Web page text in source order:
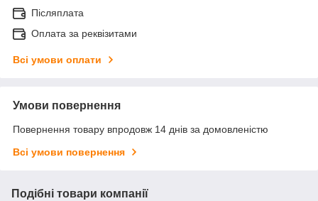
Післяплата
Оплата за реквізитами
Всі умови оплати
Умови повернення
Повернення товару впродовж 14 днів за домовленістю
Всі умови повернення
Подібні товари компанії